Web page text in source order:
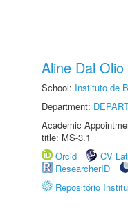
Aline Dal
School: Instituto de
Department:
Academic
title: MS-3.1
Orcid
CV
ResearcherID
Repositório